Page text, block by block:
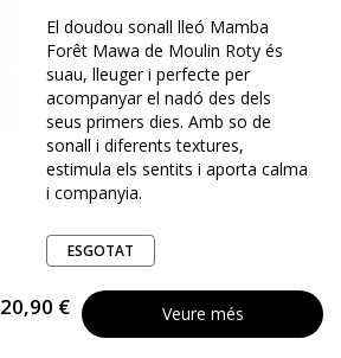
El doudou sonall lleó Mamba
Forêt Mawa de Moulin Roty és
suau, lleuger i perfecte per
acompanyar el nadó des dels
seus primers dies. Amb so de
sonall i diferents textures,
estimula els sentits i aporta calma
i companyia.
ESGOTAT
20,90 € Veure més